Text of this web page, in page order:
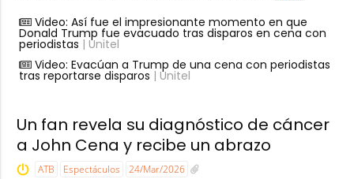
Video: Así fue el impresionante momento en que
Donald Trump fue evacuado tras disparos en cena con
periodistas | Unitel
Video: Evacúan a Trump de una cena con periodistas
tras reportarse disparos | Unitel
Un fan revela su diagnóstico de cáncer
a John Cena y recibe un abrazo
ATB Espectáculos 24/Mar/2026